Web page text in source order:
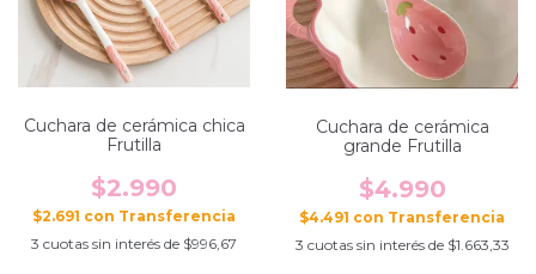
Cuchara de cerámica chica
Frutilla
$2.990
$2.691 con
3 cuotas sin interés de $996,67
Cuchara de cerámica
grande Frutilla
$4.990
$4.491 con
3 cuotas sin interés de $1.663,33